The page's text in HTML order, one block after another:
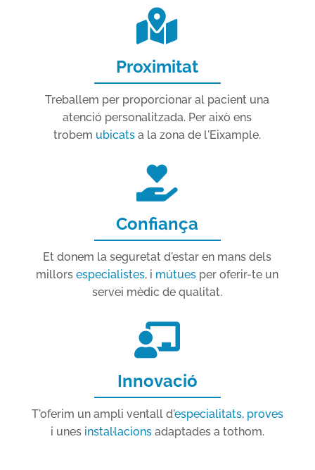
Proximitat
Treballem per proporcionar al pacient una
atenció personalitzada. Per això ens
trobem ubicats a la zona de l'Eixample.
Confiança
Et donem la seguretat d'estar en mans dels
millorsespecialistes, i mútues per oferir-te un
servei mèdic de qualitat.
Innovació
T'oferim un ampli ventall d'especialitats, proves
i unes instal·lacionsadaptades a tothom.